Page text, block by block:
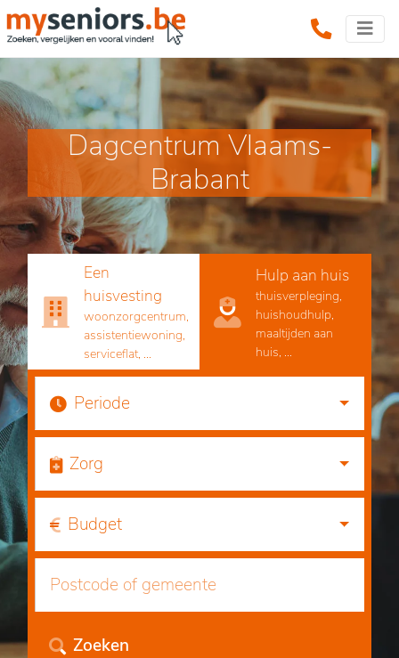
Dagcentrum Vlaams-
Brabant
Een
huisvesting
woonzorgcentrum,
assistentiewoning,
serviceflat, ...
Hulp aan huis
thuisverpleging,
huishoudhulp,
maaltijden aan
huis, ...
Periode
Zorg
Budget
Zoeken